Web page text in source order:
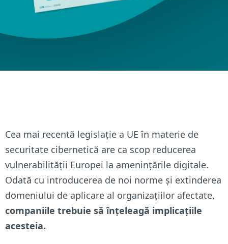
Cea mai recentă legislație a UE în materie de
securitate cibernetică are ca scop reducerea
vulnerabilității Europei la amenințările digitale.
Odată cu introducerea de noi norme și extinderea
domeniului de aplicare al organizațiilor afectate,
companiile trebuie să înțeleagă implicațiile
acesteia.